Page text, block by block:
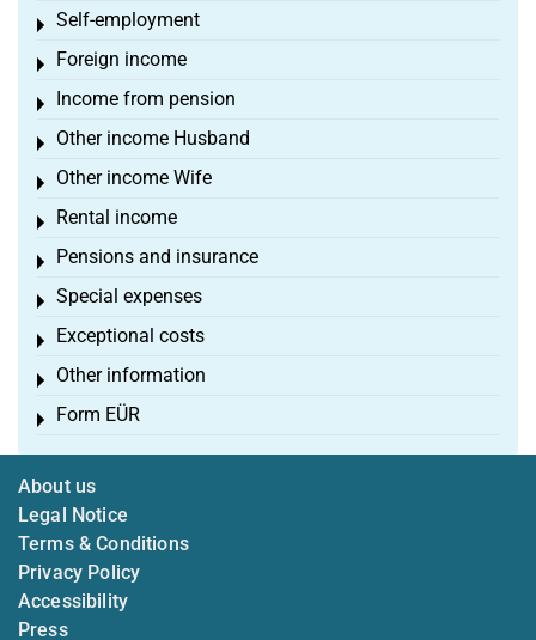
Self-employment
Toggle menu
Foreign income
Toggle menu
Income from pension
Toggle menu
Other income Husband
Toggle menu
Other income Wife
Toggle menu
Rental income
Toggle menu
Pensions and insurance
Toggle menu
Special expenses
Toggle menu
Exceptional costs
Toggle menu
Other information
Toggle menu
Form EÜR
Toggle menu
About us
Legal Notice
Terms & Conditions
Privacy Policy
Accessibility
Press